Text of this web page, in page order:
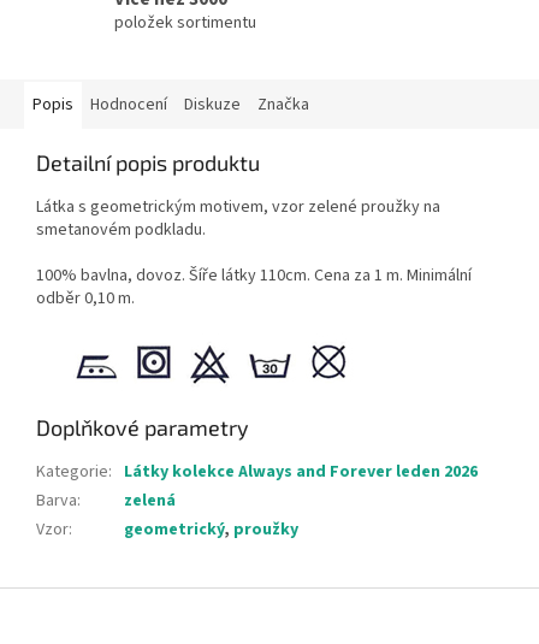
položek sortimentu
Popis Hodnocení Diskuze Značka
Detailní popis produktu
Látka s geometrickým motivem, vzor zelené proužky na
smetanovém podkladu.
100% bavlna, dovoz. Šíře látky 110cm. Cena za 1 m. Minimální
odběr 0,10 m.
Doplňkové parametry
Kategorie: Látky kolekce Always and Forever leden 2026
Barva:
zelená
Vzor: geometrický, proužky